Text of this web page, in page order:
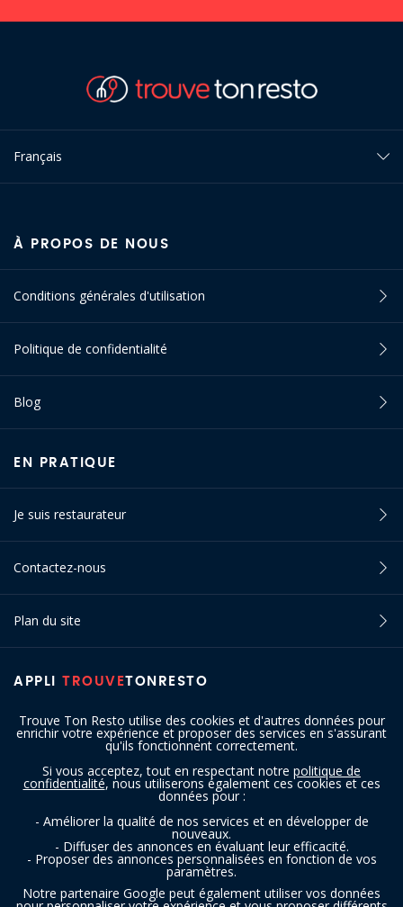
Trouve Ton Resto utilise des cookies et d'autres données pour
enrichir votre expérience et proposer des services en s'assurant
qu'ils fonctionnent correctement.
Si vous acceptez, tout en respectant notre politique de
confidentialité, nous utiliserons également ces cookies et ces
données pour :
- Améliorer la qualité de nos services et en développer de
nouveaux.
- Diffuser des annonces en évaluant leur efficacité.
- Proposer des annonces personnalisées en fonction de vos
paramètres.
Notre partenaire Google peut également utiliser vos données
Français
APPLI TROUVETONRESTO
À PROPOS DE NOUS
Conditions générales d'utilisation
Politique de confidentialité
Blog
EN PRATIQUE
Je suis restaurateur
Contactez-nous
Plan du site
SUIVEZ-NOUS